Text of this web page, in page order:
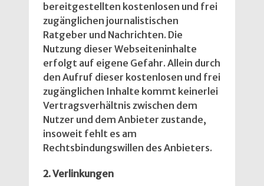
bereitgestellten kostenlosen und frei
zugänglichen journalistischen
Ratgeber und Nachrichten. Die
Nutzung dieser Webseiteninhalte
erfolgt auf eigene Gefahr. Allein durch
den Aufruf dieser kostenlosen und frei
zugänglichen Inhalte kommt keinerlei
Vertragsverhältnis zwischen dem
Nutzer und dem Anbieter zustande,
insoweit fehlt es am
Rechtsbindungswillen des Anbieters.
2. Verlinkungen